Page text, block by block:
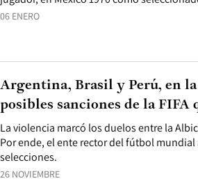
06 ENERO
26 NOVIEMBRE
La violencia marcó los duelos entre la
Por ende, el ente rector del fútbol
selecciones.
Argentina, Brasil y Perú, en
posibles sanciones de la